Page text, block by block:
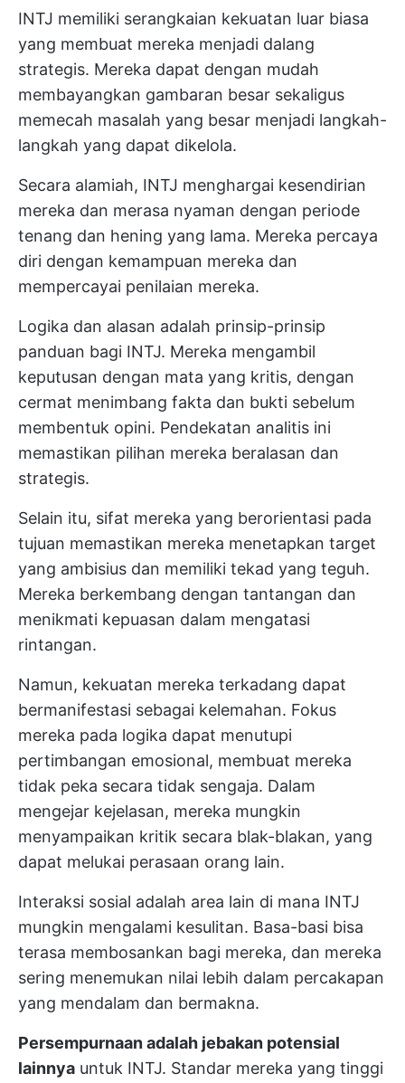
INTJ memiliki serangkaian kekuatan luar biasa
yang membuat mereka menjadi dalang
strategis. Mereka dapat dengan mudah
membayangkan gambaran besar sekaligus
memecah masalah yang besar menjadi langkah-
langkah yang dapat dikelola.
Secara alamiah, INTJ menghargai kesendirian
mereka dan merasa nyaman dengan periode
tenang dan hening yang lama. Mereka percaya
diri dengan kemampuan mereka dan
mempercayai penilaian mereka.
Logika dan alasan adalah prinsip-prinsip
panduan bagi INTJ. Mereka mengambil
keputusan dengan mata yang kritis, dengan
cermat menimbang fakta dan bukti sebelum
membentuk opini. Pendekatan analitis ini
memastikan pilihan mereka beralasan dan
strategis.
Selain itu, sifat mereka yang berorientasi pada
tujuan memastikan mereka menetapkan target
yang ambisius dan memiliki tekad yang teguh.
Mereka berkembang dengan tantangan dan
menikmati kepuasan dalam mengatasi
rintangan.
Namun, kekuatan mereka terkadang dapat
bermanifestasi sebagai kelemahan. Fokus
mereka pada logika dapat menutupi
pertimbangan emosional, membuat mereka
tidak peka secara tidak sengaja. Dalam
mengejar kejelasan, mereka mungkin
menyampaikan kritik secara blak-blakan, yang
dapat melukai perasaan orang lain.
Interaksi sosial adalah area lain di mana INTJ
mungkin mengalami kesulitan. Basa-basi bisa
terasa membosankan bagi mereka, dan mereka
sering menemukan nilai lebih dalam percakapan
yang mendalam dan bermakna.
Persempurnaan adalah jebakan potensial
lainnya untuk INTJ. Standar mereka yang tinggi